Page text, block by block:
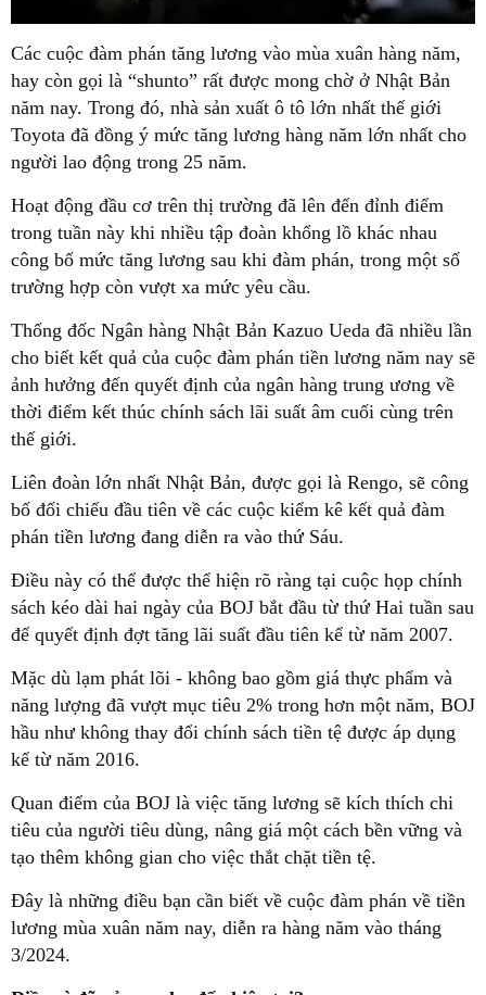
Các cuộc đàm phán tăng lương vào mùa xuân hàng năm,
hay còn gọi là “shunto” rất được mong chờ ở Nhật Bản
năm nay. Trong đó, nhà sản xuất ô tô lớn nhất thế giới
Toyota đã đồng ý mức tăng lương hàng năm lớn nhất cho
người lao động trong 25 năm.
Hoạt động đầu cơ trên thị trường đã lên đến đỉnh điểm
trong tuần này khi nhiều tập đoàn khổng lồ khác nhau
công bố mức tăng lương sau khi đàm phán, trong một số
trường hợp còn vượt xa mức yêu cầu.
Thống đốc Ngân hàng Nhật Bản Kazuo Ueda đã nhiều lần
cho biết kết quả của cuộc đàm phán tiền lương năm nay sẽ
ảnh hưởng đến quyết định của ngân hàng trung ương về
thời điểm kết thúc chính sách lãi suất âm cuối cùng trên
thế giới.
Liên đoàn lớn nhất Nhật Bản, được gọi là Rengo, sẽ công
bố đối chiếu đầu tiên về các cuộc kiểm kê kết quả đàm
phán tiền lương đang diễn ra vào thứ Sáu.
Điều này có thể được thể hiện rõ ràng tại cuộc họp chính
sách kéo dài hai ngày của BOJ bắt đầu từ thứ Hai tuần sau
để quyết định đợt tăng lãi suất đầu tiên kể từ năm 2007.
Mặc dù lạm phát lõi - không bao gồm giá thực phẩm và
năng lượng đã vượt mục tiêu 2% trong hơn một năm, BOJ
hầu như không thay đổi chính sách tiền tệ được áp dụng
kể từ năm 2016.
Quan điểm của BOJ là việc tăng lương sẽ kích thích chi
tiêu của người tiêu dùng, nâng giá một cách bền vững và
tạo thêm không gian cho việc thắt chặt tiền tệ.
Đây là những điều bạn cần biết về cuộc đàm phán về tiền
lương mùa xuân năm nay, diễn ra hàng năm vào tháng
3/2024.